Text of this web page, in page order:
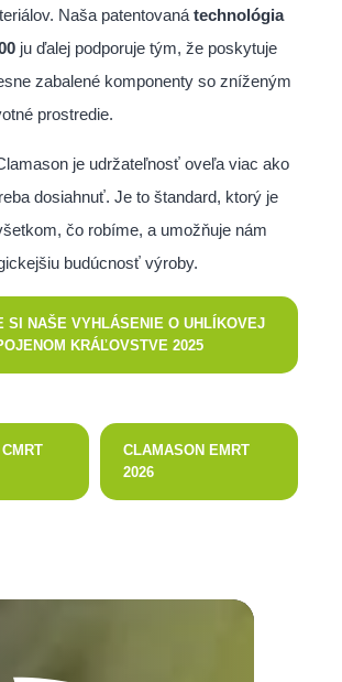
Naša patentovaná technológia
ju ďalej podporuje tým, že poskytuje
zabalené komponenty so zníženým
prostredie.
je udržateľnosť oveľa viac ako
dosiahnuť. Je to štandard, ktorý je
čo robíme, a umožňuje nám
budúcnosť výroby.
SI NAŠE VYHLÁSENIE O UHLÍKOVEJ
KRÁĽOVSTVE 2025
CLAMASON EMRT
2026